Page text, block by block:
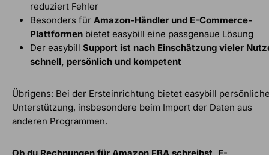
reduziert Fehler
Besonders für Amazon-Händler und E-Commerce-
Plattformen bietet easybill eine passgenaue Lösung
Der easybill Support ist nach Einschätzung vieler
schnell, persönlich und kompetent
Übrigens: Bei der Ersteinrichtung bietet easybill
Unterstützung, insbesondere beim Import der Daten aus
anderen Programmen.